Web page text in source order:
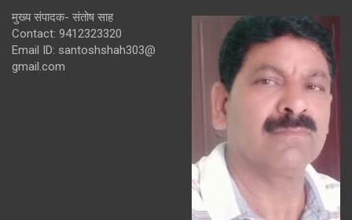
मुख्य संपादक- संतोष साह
Contact: 9412323320
Email ID: santoshshah303@
gmail.com